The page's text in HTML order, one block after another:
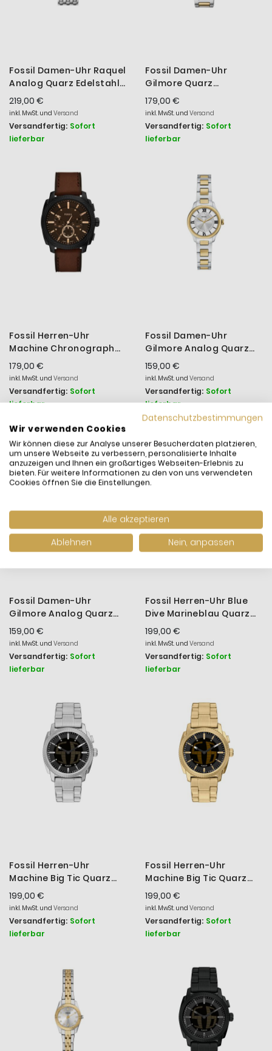
Fossil Damen-Uhr Raquel
Analog Quarz Edelstahl-
Band Silber-Ton ES5306
219,00 €
inkl. MwSt. und Versand
Versandfertig: Sofort
lieferbar
Fossil Damen-Uhr
Gilmore Quarz
Edelstahl-Band Silber
Gold-Ton ES5396
179,00 €
inkl. MwSt. und Versand
Versandfertig: Sofort
lieferbar
Fossil Herren-Uhr
Machine Chronograph
Quarz Leder-Armband
FS6101
179,00 €
inkl. MwSt. und Versand
Versandfertig: Sofort
lieferbar
Fossil Damen-Uhr
Gilmore Analog Quarz
Edelstahl-Band Gold-
Ton ES5422
159,00 €
inkl. MwSt. und Versand
Versandfertig: Sofort
lieferbar
Fossil Damen-Uhr
Gilmore Analog Quarz
Edelstahl-Band Gold-
Ton ES5421
159,00 €
inkl. MwSt. und Versand
Versandfertig: Sofort
lieferbar
Fossil Herren-Uhr Blue
Dive Marineblau Quarz
Edelstahl-Band FS6166
199,00 €
inkl. MwSt. und Versand
Versandfertig: Sofort
lieferbar
Fossil Herren-Uhr
Machine Big Tic Quarz
Edelstahl-Armband
FS6155
199,00 €
inkl. MwSt. und Versand
Versandfertig: Sofort
lieferbar
Fossil Herren-Uhr
Machine Big Tic Quarz
Edelstahl-Band Gold-
Ton FS6157
199,00 €
inkl. MwSt. und Versand
Versandfertig: Sofort
lieferbar
Datenschutzbestimmungen
Wir verwenden Cookies
Wir können diese zur Analyse unserer Besucherdaten platzieren,
um unsere Webseite zu verbessern, personalisierte Inhalte
anzuzeigen und Ihnen ein großartiges Webseiten-Erlebnis zu
bieten. Für weitere Informationen zu den von uns verwendeten
Cookies öffnen Sie die Einstellungen.
Alle akzeptieren
Ablehnen
Nein, anpassen